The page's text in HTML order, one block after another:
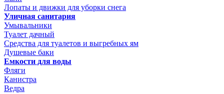
Лопаты и движки для уборки снега
Уличная санитария
Умывальники
Туалет дачный
Средства для туалетов и выгребных ям
Душевые баки
Емкости для воды
Фляги
Канистра
Ведра